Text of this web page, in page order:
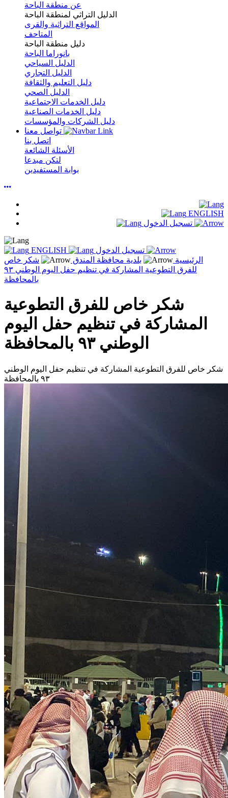
عن منطقة الباحة
الدليل التراثي لمنطقة الباحة
المواقع التراثية والقرى
المتاحف
دليل منطقة الباحة
بانوراما الباحة
الدليل السياحي
الدليل التجاري
دليل التعليم والثقافة
الدليل الصحي
دليل الخدمات الاجتماعية
دليل الخدمات الصناعية
دليل الشركات والمؤسسات
اتصل بنا
الأسئلة الشائعة
لتكن مبدعا
بوابة المستفيدين
ENGLISH
تسجيل الدخول
ENGLISH
تسجيل الدخول
الرئيسية
بلدية محافظة المندق
شكر خاص
للفرق التطوعية المشاركة في تنظيم حفل اليوم الوطني ٩٣
بالمحافظة
شكر خاص للفرق التطوعية
المشاركة في تنظيم حفل اليوم
الوطني ٩٣ بالمحافظة
شكر خاص للفرق التطوعية المشاركة في تنظيم حفل اليوم الوطني
٩٣ بالمحافظة